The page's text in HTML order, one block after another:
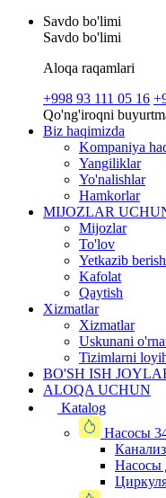
Savdo bo'limi
Savdo bo'limi
Aloqa raqamlari
+998 93 111 05 16
Qo'ng'iroqni
Biz haqimizda
Kompaniya
Yangiliklar
Yo'nalishlar
Hamkorlar
MIJOZLAR
Mijozlar
To'lov
Yetkazib berish
Kafolat
Qaytish
Xizmatlar
Xizmatlar
Uskunani
Tizimlarni
BO'SH ISH
ALOQA UCHUN
Katalog
Насосы
Насосы